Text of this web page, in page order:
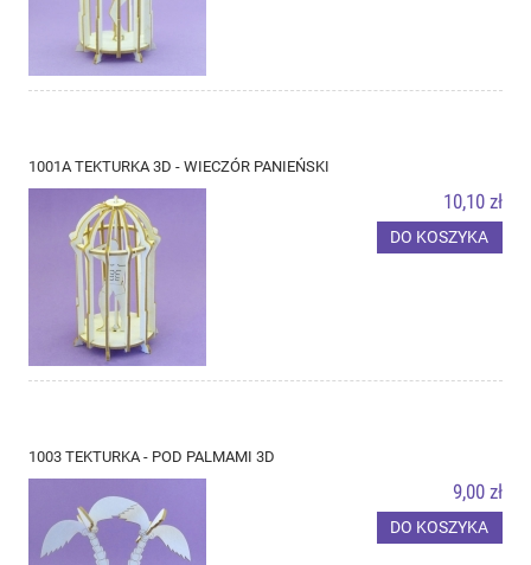
1001A TEKTURKA 3D - WIECZÓR PANIEŃSKI
10,10 zł
DO KOSZYKA
1003 TEKTURKA - POD PALMAMI 3D
9,00 zł
DO KOSZYKA